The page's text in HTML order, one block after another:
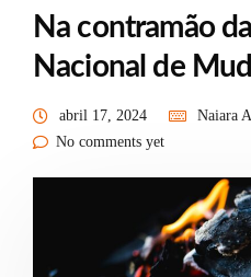
Na contramão
Nacional de
abril 17, 2024 Naiara
No comments yet